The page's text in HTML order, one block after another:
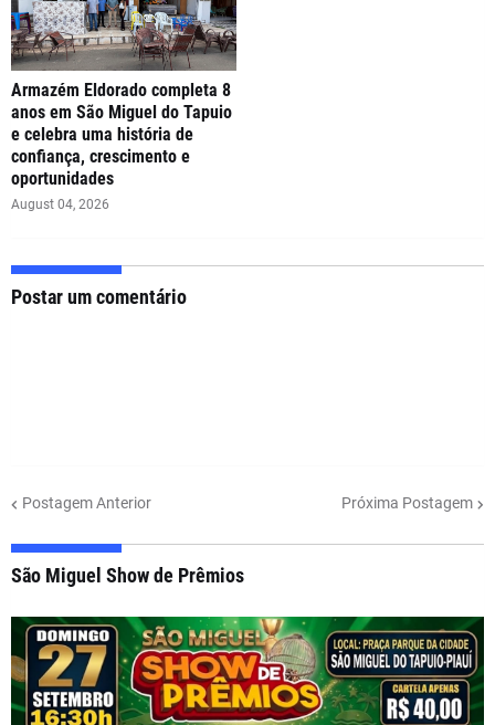
Armazém Eldorado completa 8
anos em São Miguel do Tapuio
e celebra uma história de
confiança, crescimento e
oportunidades
August 04, 2026
Postar um comentário
Postagem Anterior Próxima Postagem
São Miguel Show de Prêmios